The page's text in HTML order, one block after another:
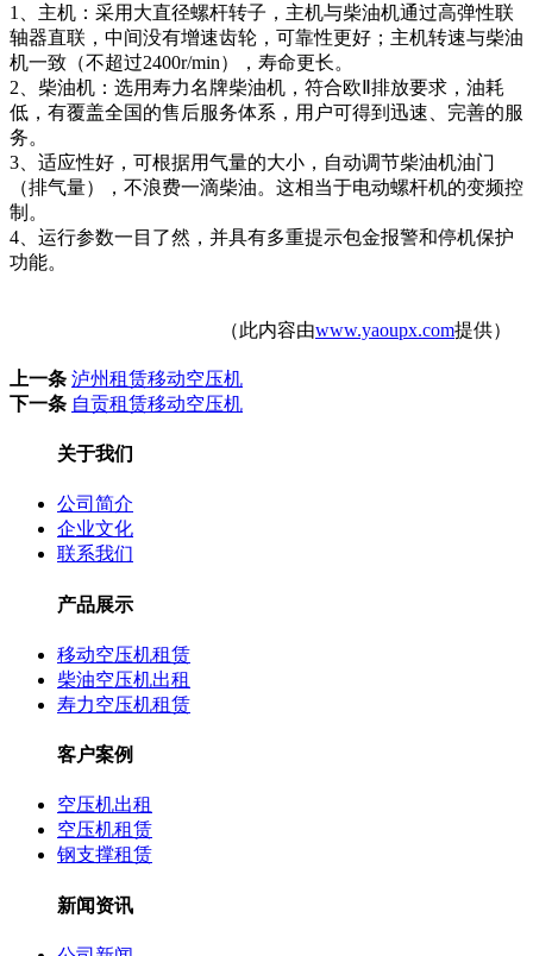
1、主机：采用大直径螺杆转子，主机与柴油机通过高弹性联
轴器直联，中间没有增速齿轮，可靠性更好；主机转速与柴油
机一致（不超过2400r/min），寿命更长。
2、柴油机：选用寿力名牌柴油机，符合欧Ⅱ排放要求，油耗
低，有覆盖全国的售后服务体系，用户可得到迅速、完善的服
务。
3、适应性好，可根据用气量的大小，自动调节柴油机油门
（排气量），不浪费一滴柴油。这相当于电动螺杆机的变频控
制。
4、运行参数一目了然，并具有多重提示包金报警和停机保护
功能。
（此内容由www.yaoupx.com提供）
上一条 泸州租赁移动空压机
下一条 自贡租赁移动空压机
关于我们
公司简介
企业文化
联系我们
产品展示
移动空压机租赁
柴油空压机出租
寿力空压机租赁
客户案例
空压机出租
空压机租赁
钢支撑租赁
新闻资讯